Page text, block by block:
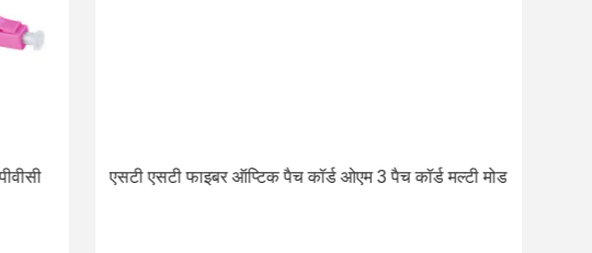
एसटी एसटी फाइबर ऑप्टिक पैच कॉर्ड ओएम 3 पैच कॉर्ड मल्टी मोड